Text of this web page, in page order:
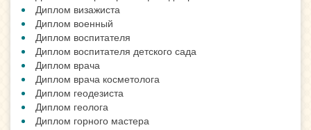
Диплом визажиста
Диплом военный
Диплом воспитателя
Диплом воспитателя детского сада
Диплом врача
Диплом врача косметолога
Диплом геодезиста
Диплом геолога
Диплом горного мастера